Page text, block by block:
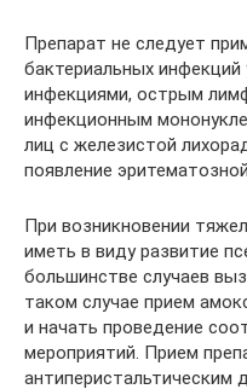
Препарат не следует
бактериальных
инфекциями, острым
инфекционным
лиц с железистой
появление
При возникновении
иметь в виду развитие
большинстве случаев
таком случае прием
и начать проведение
мероприятий. Прием
антиперистальтическим